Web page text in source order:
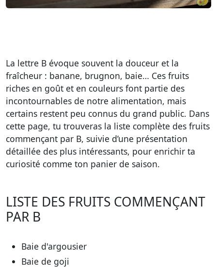
La lettre B évoque souvent la douceur et la
fraîcheur : banane, brugnon, baie… Ces fruits
riches en goût et en couleurs font partie des
incontournables de notre alimentation, mais
certains restent peu connus du grand public. Dans
cette page, tu trouveras la liste complète des fruits
commençant par B, suivie d’une présentation
détaillée des plus intéressants, pour enrichir ta
curiosité comme ton panier de saison.
LISTE DES FRUITS COMMENÇANT
PAR B
Baie d'argousier
Baie de goji